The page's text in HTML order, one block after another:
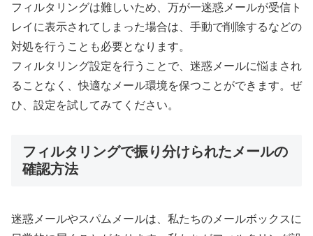
フィルタリングは難しいため、万が一迷惑メールが受信ト
レイに表示されてしまった場合は、手動で削除するなどの
対処を行うことも必要となります。
フィルタリング設定を行うことで、迷惑メールに悩まされ
ることなく、快適なメール環境を保つことができます。ぜ
ひ、設定を試してみてください。
フィルタリングで振り分けられたメールの
確認方法
迷惑メールやスパムメールは、私たちのメールボックスに